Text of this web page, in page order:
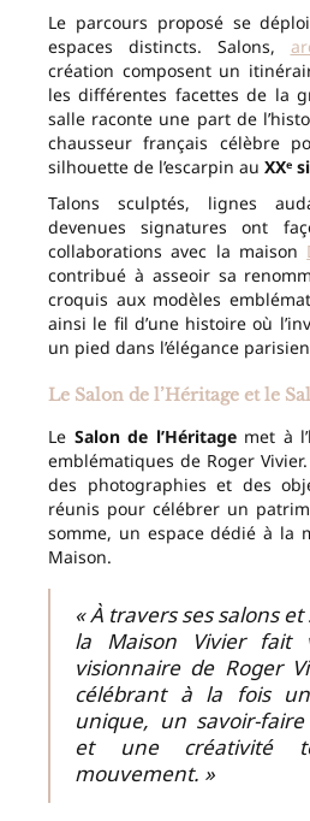
Le parcours proposé se
espaces distincts. Salons,
création composent un
les différentes facettes de la
salle raconte une part de
chausseur français célèbre
silhouette de l’escarpin au XXᵉ
Talons sculptés, lignes
devenues signatures ont
collaborations avec la maison
contribué à asseoir sa
croquis aux modèles
ainsi le fil d’une histoire où
un pied dans l’élégance
Le Salon de l’Héritage et le
Le Salon de l’Héritagemet à
emblématiques de Roger Vivier.
des photographies et des
réunis pour célébrer un
somme, un espace dédié à la
Maison.
« À travers ses salons
la Maison Vivier fait
visionnaire de Roger
célébrant à la fois
unique, un savoir-faire
et une créativité
mouvement. »